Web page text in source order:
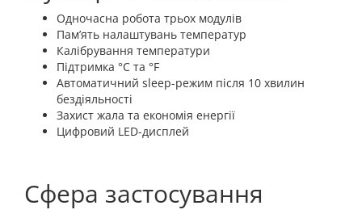
Одночасна робота трьох модулів
Пам’ять налаштувань температур
Калібрування температури
Підтримка °C та °F
Автоматичний sleep-режим після 10 хвилин
бездіяльності
Захист жала та економія енергії
Цифровий LED-дисплей
Сфера застосування